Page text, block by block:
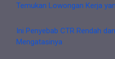
Temukan Lowongan Kerja
Ini Penyebab CTR Rendah
Mengatasinya